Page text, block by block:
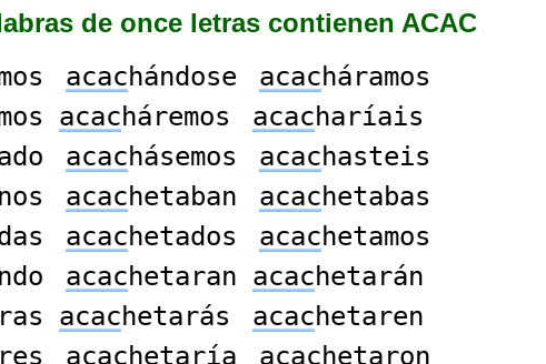
de once letras contienen ACAC
acachándose acacháramos
acacháremos acacharíais
acachásemos acachasteis
acachetaban acachetabas
acachetados acachetamos
acachetaran acachetarán
acachetarás acachetaren
acachetaría acachetaron